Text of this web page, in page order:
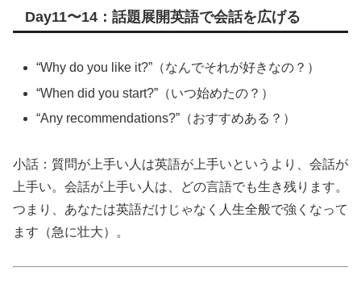
Day11〜14：話題展開英語で会話を広げる
“Why do you like it?”（なんでそれが好きなの？）
“When did you start?”（いつ始めたの？）
“Any recommendations?”（おすすめある？）
小話：質問が上手い人は英語が上手いというより、会話が
上手い。会話が上手い人は、どの言語でも生き残ります。
つまり、あなたは英語だけじゃなく人生全般で強くなって
ます（急に壮大）。